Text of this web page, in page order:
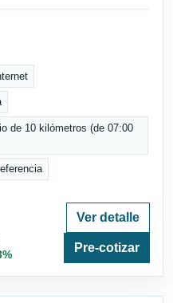
de 10 kilómetros (de 07:00
Ver detalle
Pre-cotizar